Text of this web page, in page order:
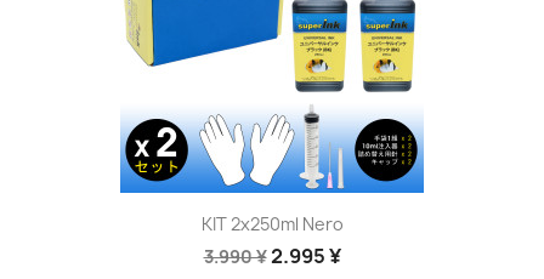
KIT 2x250ml Nero
3.990 ¥2.995 ¥